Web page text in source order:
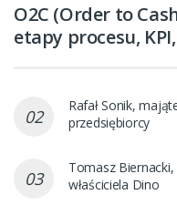
O2C (Order to
etapy procesu,
Rafał Sonik,
przedsiębiorcy
Tomasz
właściciela Dino